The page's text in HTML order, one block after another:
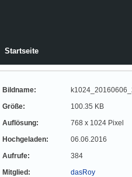
Startseite
Bildname:
Größe:
100.35 KB
Auflösung:
768 x 1024 Pixel
Hochgeladen:
06.06.2016
Aufrufe:
384
Mitglied:
dasRoy